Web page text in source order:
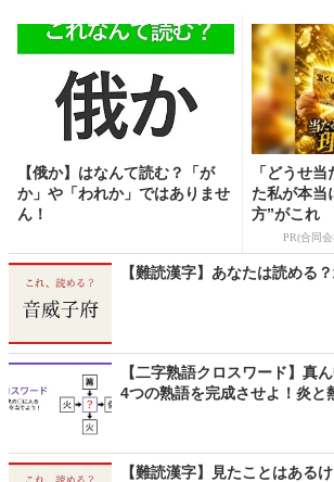
【俄か】はなんて読む？「が
か」や「われか」ではありませ
ん！
「どうせ
た私が本当
方”がこれ
PR(合同
【難読漢字】あなたは読める
【二字熟語クロスワード】真
4つの熟語を完成させよ！炎と
【難読漢字】見たことはある